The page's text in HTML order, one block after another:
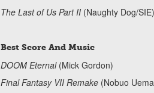
The Last of Us Part II(Naughty Dog/SIE)
Best Score And Music
DOOM Eternal(Mick Gordon)
Final Fantasy VII Remake(Nobuo